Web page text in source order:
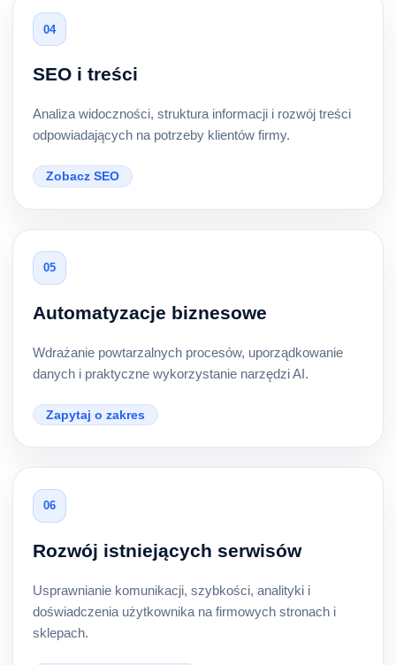
04
SEO i treści
Analiza widoczności, struktura informacji i rozwój treści
odpowiadających na potrzeby klientów firmy.
Zobacz SEO
05
Automatyzacje biznesowe
Wdrażanie powtarzalnych procesów, uporządkowanie
danych i praktyczne wykorzystanie narzędzi AI.
Zapytaj o zakres
06
Rozwój istniejących serwisów
Usprawnianie komunikacji, szybkości, analityki i
doświadczenia użytkownika na firmowych stronach i
sklepach.